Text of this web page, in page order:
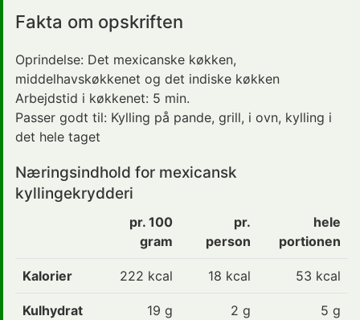
Fakta om opskriften
Oprindelse: Det mexicanske køkken,
middelhavskøkkenet og det indiske køkken
Arbejdstid i køkkenet: 5 min.
Passer godt til: Kylling på pande, grill, i ovn, kylling i
det hele taget
Næringsindhold for mexicansk
kyllingekrydderi
pr. 100
gram
pr.
person
hele
portionen
Kalorier 222 kcal 18 kcal 53 kcal
Kulhydrat 19 g 2 g 5 g